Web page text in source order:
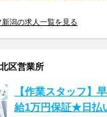
潟の求人一覧を見る
区営業所
【作業スタッフ】
給1万円保証★日払